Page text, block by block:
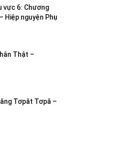
vực 6: Chương
Hiệp nguyện Phụ
Thật –
Tơpăt Tơpă –